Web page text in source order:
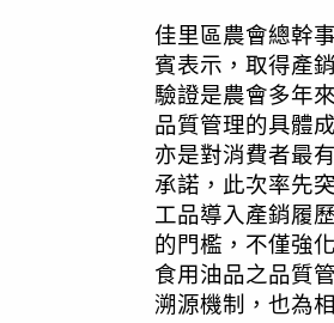
佳里區農會總幹
賓表示，取得產
驗證是農會多年
品質管理的具體
亦是對消費者最
承諾，此次率先
工品導入產銷履
的門檻，不僅強
食用油品之品質
溯源機制，也為